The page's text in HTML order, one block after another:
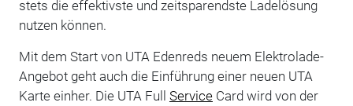
stets die effektivste und zeitsparendste Ladelösung
nutzen können.
Mit dem Start von UTA Edenreds neuem Elektrolade-
Angebot geht auch die Einführung einer neuen UTA
Karte einher. Die UTA Full ServiceCard wird von der